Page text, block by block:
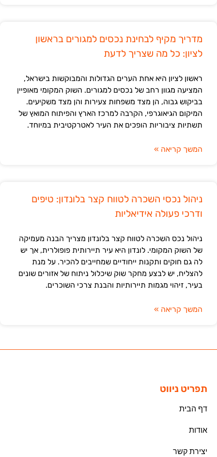
מדריך מקיף לבחינת נכסים למגורים בראשון
לציון: כל מה שצריך לדעת
ראשון לציון היא אחת הערים הגדולות והמבוקשות בישראל,
המציעה מגוון רחב של נכסים למגורים. השוק המקומי מאופיין
בביקוש גבוה, הן מצד משפחות צעירות והן מצד משקיעים.
המיקום הגיאוגרפי, הקרבה למרכז הארץ והפיתוח המואץ של
תשתיות ציבוריות הופכים את העיר לאטרקטיבית במיוחד.
המשך קריאה »
ניהול נכסי השכרה לטווח קצר בלונדון: טיפים
ודרכי פעולה אידיאליות
ניהול נכס השכרה לטווח קצר בלונדון מצריך הבנה מעמיקה
של השוק המקומי. לונדון היא עיר תיירותית פופולרית, אך יש
לה גם חוקים ותקנות ייחודיים שמחייבים להכיר. על מנת
להצליח, יש לבצע מחקר שוק שיכלול ניתוח של אזורים שונים
בעיר, זיהוי מגמות תיירותיות והבנת צרכי השוכרים.
המשך קריאה »
תפריט ניווט
דף הבית
אודות
יצירת קשר